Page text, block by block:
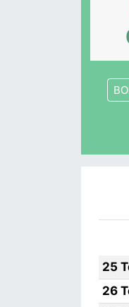
25
26
KÖŞE
KÖŞE
KÜLTÜR
SARIYER